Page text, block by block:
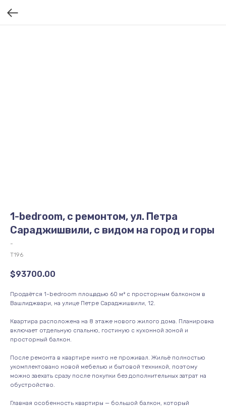
1-bedroom, с ремонтом, ул. Петра
Сараджишвили, с видом на город и горы
-
Т196
$93700.00
Продаётся 1-bedroom площадью 60 м² с просторным балконом в
Вашлиджвари, на улице Петре Сараджишвили, 12.
Квартира расположена на 8 этаже нового жилого дома. Планировка
включает отдельную спальню, гостиную с кухонной зоной и
просторный балкон.
После ремонта в квартире никто не проживал. Жильё полностью
укомплектовано новой мебелью и бытовой техникой, поэтому
можно заехать сразу после покупки без дополнительных затрат на
обустройство.
Главная особенность квартиры — большой балкон, который